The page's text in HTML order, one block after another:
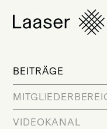
BEITRÄGE
VIDEOKANAL